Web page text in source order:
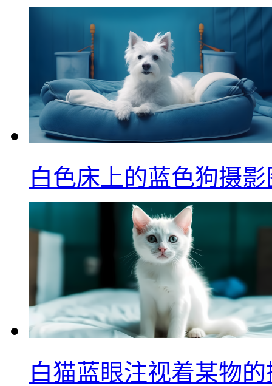
白色床上的蓝色狗摄
白猫蓝眼注视着某物